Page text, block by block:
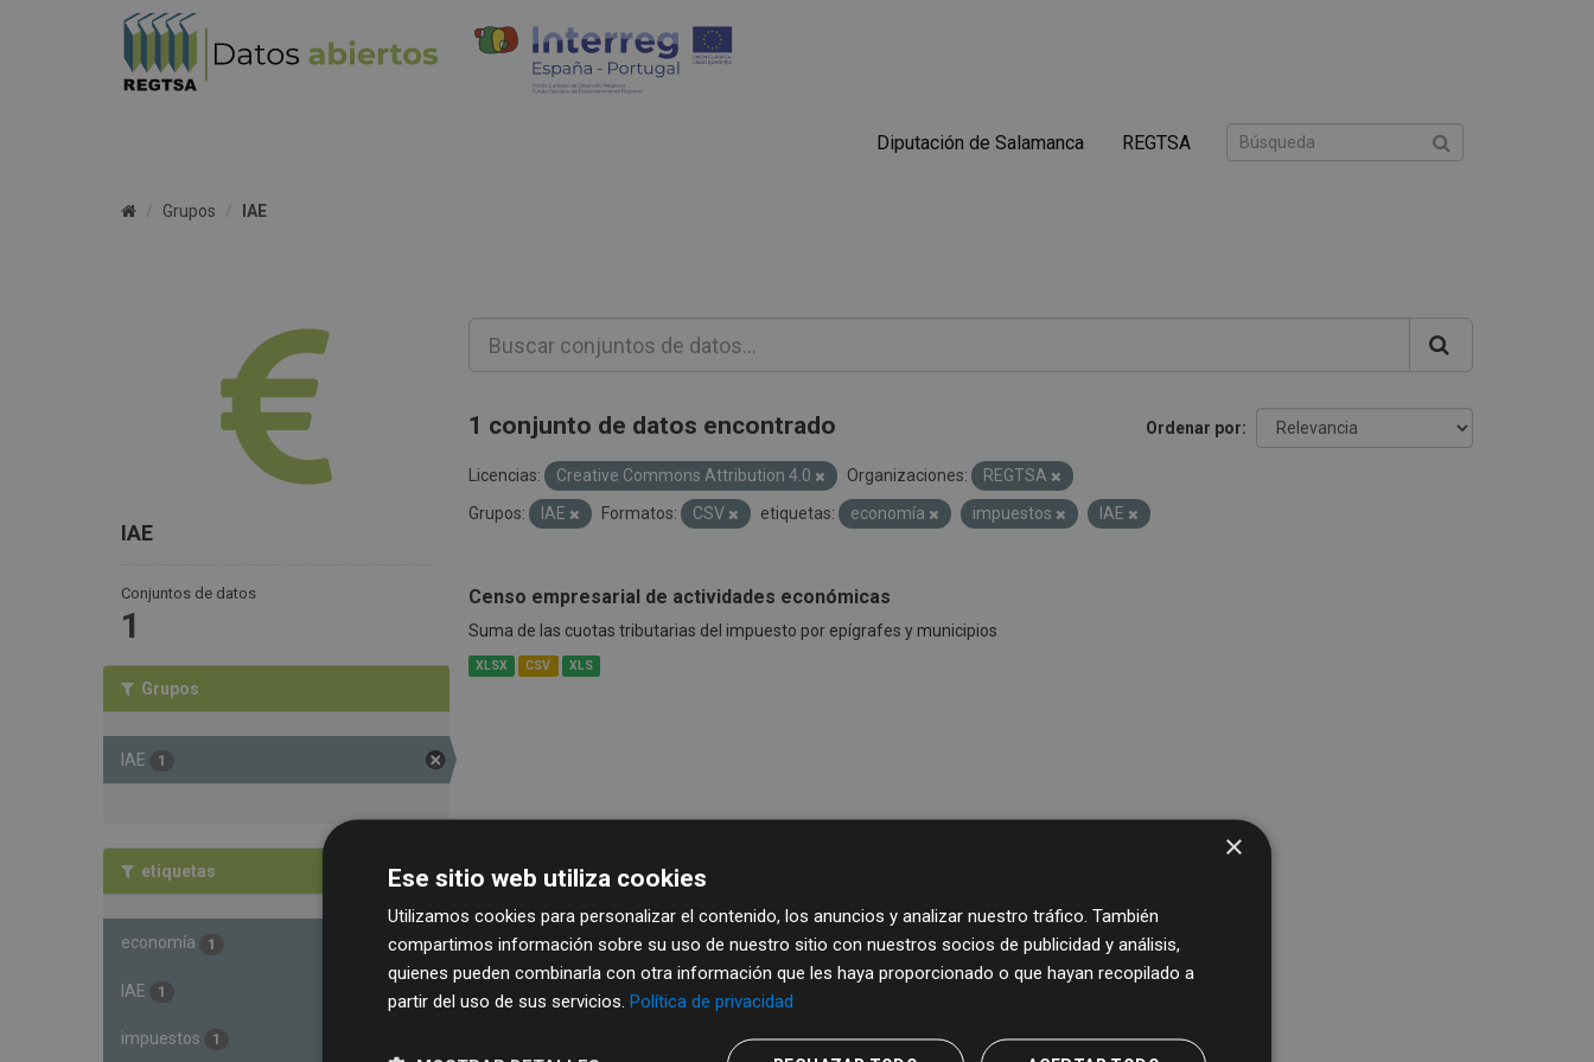
Diputación de Salamanca REGTSA
Grupos IAE
IAE
Conjuntos de datos
1
Grupos
IAE 1
etiquetas
economía 1
IAE 1
impuestos 1
Ordenar por
1 conjunto de datos encontrado
Licencias: Creative Commons Attribution 4.0 Organizaciones:
REGTSA
Grupos:
IAE Formatos: CSV etiquetas: economía impuestos IAE
Censo empresarial de actividades económicas
Suma de las cuotas tributarias del impuesto por epígrafes y municipios
XLSX CSV XLS
×
Ese sitio web utiliza cookies
Utilizamos cookies para personalizar el contenido, los anuncios y analizar nuestro tráfico. También
compartimos información sobre su uso de nuestro sitio con nuestros socios de publicidad y análisis,
quienes pueden combinarla con otra información que les haya proporcionado o que hayan recopilado a
partir del uso de sus servicios. Política de privacidad